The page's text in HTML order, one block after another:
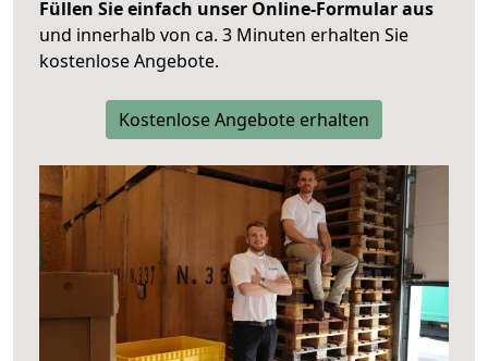
Füllen Sie einfach unser Online-Formular aus
und innerhalb von ca. 3 Minuten erhalten Sie
kostenlose Angebote.
Kostenlose Angebote erhalten